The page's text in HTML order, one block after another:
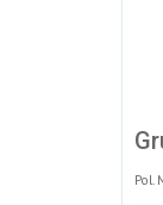
Pol.